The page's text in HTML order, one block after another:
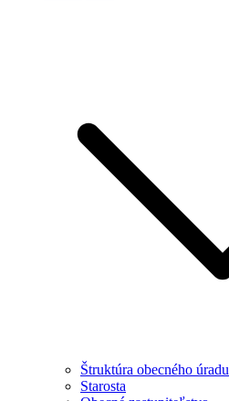
Štruktúra obecného úradu
Starosta